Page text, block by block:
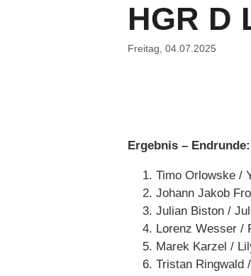
HGR D
Freitag, 04.07.2025
Ergebnis – Endrunde:
Timo Orlowske /
Johann Jakob
Julian Biston /
Lorenz Wesser /
Marek Karzel /
Tristan Ringwald